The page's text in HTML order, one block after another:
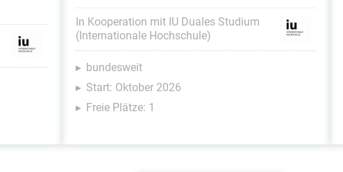
In Kooperation mit IU Duales Studium
(Internationale Hochschule)
bundesweit
Start: Oktober 2026
Freie Plätze: 1